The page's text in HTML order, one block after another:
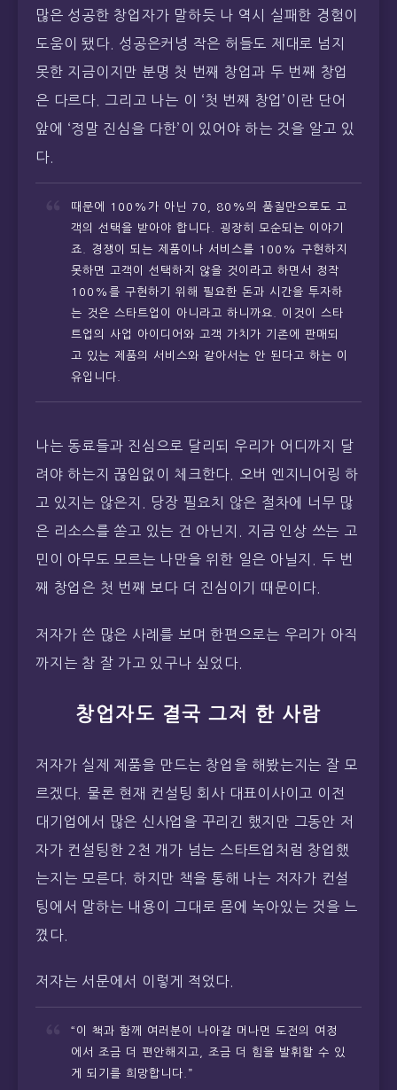
많은 성공한 창업자가 말하듯 나 역시 실패한 경험이
도움이 됐다. 성공은커녕 작은 허들도 제대로 넘지
못한 지금이지만 분명 첫 번째 창업과 두 번째 창업
은 다르다. 그리고 나는 이 ‘첫 번째 창업’이란 단어
앞에 ‘정말 진심을 다한’이 있어야 하는 것을 알고 있
다.
때문에 100%가 아닌 70, 80%의 품질만으로도 고
객의 선택을 받아야 합니다. 굉장히 모순되는 이야기
죠. 경쟁이 되는 제품이나 서비스를 100% 구현하지
못하면 고객이 선택하지 않을 것이라고 하면서 정작
100%를 구현하기 위해 필요한 돈과 시간을 투자하
는 것은 스타트업이 아니라고 하니까요. 이것이 스타
트업의 사업 아이디어와 고객 가치가 기존에 판매되
고 있는 제품의 서비스와 같아서는 안 된다고 하는 이
유입니다.
나는 동료들과 진심으로 달리되 우리가 어디까지 달
려야 하는지 끊임없이 체크한다. 오버 엔지니어링 하
고 있지는 않은지. 당장 필요치 않은 절차에 너무 많
은 리소스를 쏟고 있는 건 아닌지. 지금 인상 쓰는 고
민이 아무도 모르는 나만을 위한 일은 아닐지. 두 번
째 창업은 첫 번째 보다 더 진심이기 때문이다.
저자가 쓴 많은 사례를 보며 한편으로는 우리가 아직
까지는 참 잘 가고 있구나 싶었다.
창업자도 결국 그저 한 사람
저자가 실제 제품을 만드는 창업을 해봤는지는 잘 모
르겠다. 물론 현재 컨설팅 회사 대표이사이고 이전
대기업에서 많은 신사업을 꾸리긴 했지만 그동안 저
자가 컨설팅한 2천 개가 넘는 스타트업처럼 창업했
는지는 모른다. 하지만 책을 통해 나는 저자가 컨설
팅에서 말하는 내용이 그대로 몸에 녹아있는 것을 느
꼈다.
저자는 서문에서 이렇게 적었다.
“이 책과 함께 여러분이 나아갈 머나먼 도전의 여정
에서 조금 더 편안해지고, 조금 더 힘을 발휘할 수 있
게 되기를 희망합니다.”